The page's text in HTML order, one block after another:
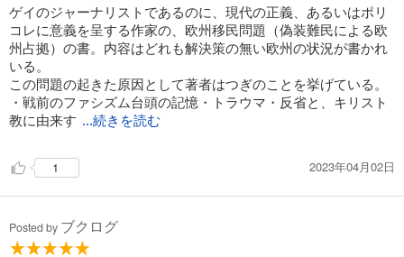
欧州が前提としてきた「人権、法の支配、言論の自由」をコアとする啓
蒙主義以降の西洋近代が潰えていく様を描く。
ゲイのジャーナリストであるのに、現代の正義、あるいはポリ
コレに意義を呈する作家の、欧州移民問題（偽装難民による欧
州占拠）の書。内容はどれも解決策の無い欧州の状況が書かれ
いる。
この問題の起きた原因として著者はつぎのことを挙げている。
・戦前のファシズム台頭の記憶・トラウマ・反省と、キリスト
教に由来す ...続きを読む
1 2023年04月02日
Posted by ブクログ